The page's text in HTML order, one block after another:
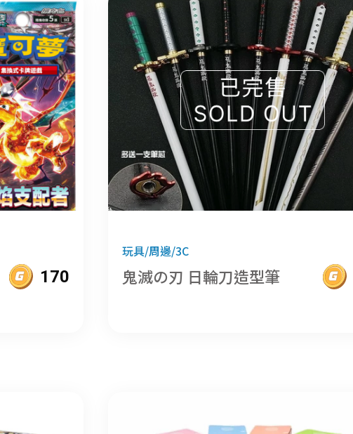
170
玩具/周邊/3C
鬼滅の刃 日輪刀造型筆